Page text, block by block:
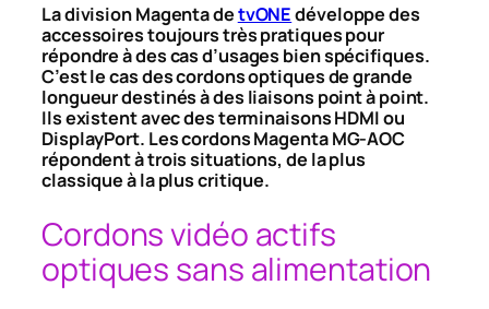
La division Magenta detvONEdéveloppe des
accessoires toujours très pratiques pour
répondre à des cas d’usages bien spécifiques.
C’est le cas des cordons optiques de grande
longueur destinés à des liaisons point à point.
Ils existent avec des terminaisons HDMI ou
DisplayPort. Les cordons Magenta MG-AOC
répondent à trois situations, de la plus
classique à la plus critique.
Cordons vidéo actifs
optiques sans alimentation